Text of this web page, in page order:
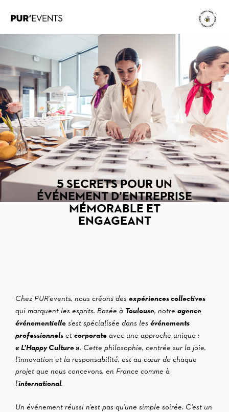
5 SECRETS POUR UN
ÉVÉNEMENT D’ENTREPRISE
MÉMORABLE ET
ENGAGEANT
25.08.22
Chez PUR’events, nous créons des expériences collectives
qui marquent les esprits. Basée à Toulouse, notre agence
événementielle s’est spécialisée dans les événements
professionnels et corporate avec une approche unique :
« L’Happy Culture ». Cette philosophie, centrée sur la joie,
l’innovation et la responsabilité, est au cœur de chaque
projet que nous concevons, en France comme à
l’international.
Un événement réussi n’est pas qu’une simple soirée. C’est un